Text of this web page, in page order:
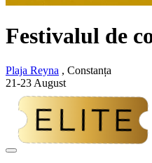
Festivalul de
Plaja Reyna , Constanța
21-23 August
Adaugă